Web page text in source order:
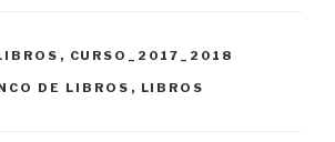
, CURSO_2017_2018
DE LIBROS , LIBROS